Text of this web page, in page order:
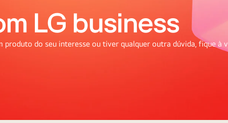
LG business
do seu interesse ou tiver qualquer outra dúvida, fique à